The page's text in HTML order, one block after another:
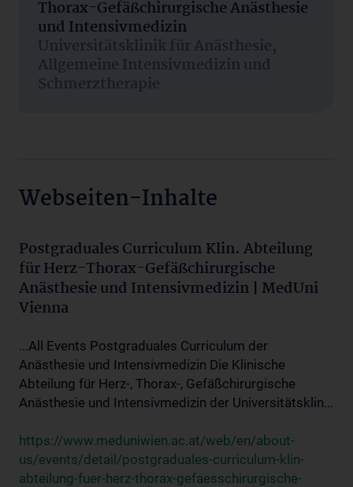
Thorax-Gefäßchirurgische Anästhesie
und Intensivmedizin
Universitätsklinik für Anästhesie,
Allgemeine Intensivmedizin und
Schmerztherapie
Webseiten-Inhalte
Postgraduales Curriculum Klin. Abteilung
für Herz-Thorax-Gefäßchirurgische
Anästhesie und Intensivmedizin | MedUni
Vienna
...All Events Postgraduales Curriculum der
Anästhesie und Intensivmedizin Die Klinische
Abteilung für Herz-, Thorax-, Gefäßchirurgische
Anästhesie und Intensivmedizin der Universitätsklin...
https://www.meduniwien.ac.at/web/en/about-
us/events/detail/postgraduales-curriculum-klin-
abteilung-fuer-herz-thorax-gefaesschirurgische-